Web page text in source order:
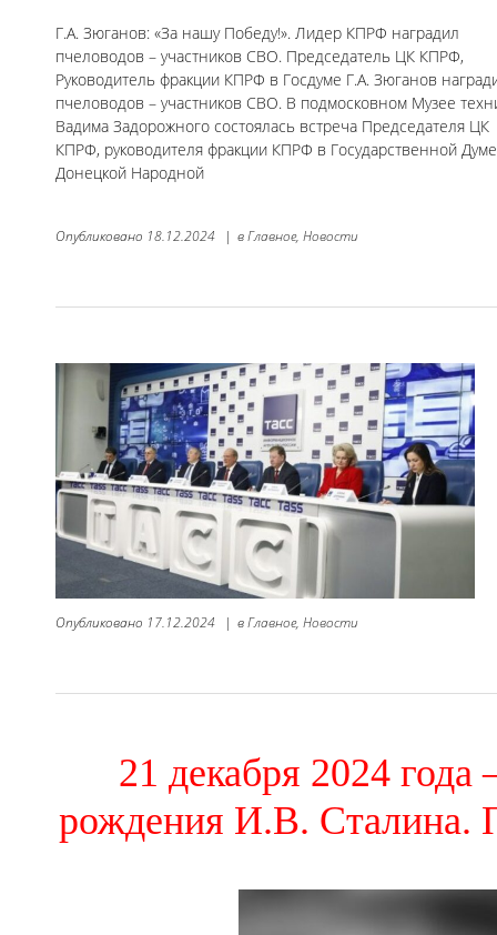
Г.А. Зюганов: «За нашу Победу!». Лидер КПРФ наградил
пчеловодов – участников СВО. Председатель ЦК КПРФ,
Руководитель фракции КПРФ в Госдуме Г.А. Зюганов
пчеловодов – участников СВО. В подмосковном Музее
Вадима Задорожного состоялась встреча Председателя ЦК
КПРФ, руководителя фракции КПРФ в Государственной
Донецкой Народной
Опубликовано 18.12.2024 | вГлавное, Новости
Опубликовано 17.12.2024 | вГлавное, Новости
21 декабря 2024
рождения И.В.